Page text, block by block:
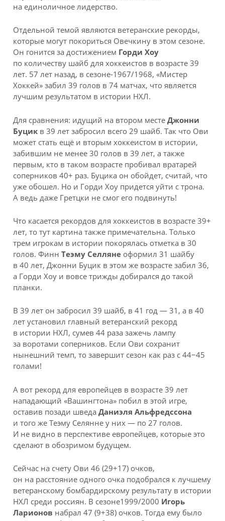
на единоличное лидерство.
Отдельной темой являются ветеранские рекорды,
которые могут покориться Овечкину в этом сезоне.
Он гонится за достижением Горди Хоу
по количеству шайб для хоккеистов в возрасте 39
лет. 57 лет назад, в сезоне-1967/1968, «Мистер
Хоккей» забил 39 голов в 74 матчах, что является
лучшим результатом в истории НХЛ.
Для сравнения: идущий на втором местеДжонни
Буцик в 39 лет забросил всего 29 шайб. Так что Ови
может стать ещё и вторым хоккеистом в истории,
забившим не менее 30 голов в 39 лет, а также
первым, кто в таком возрасте пробивал вратарей
соперников 40+ раз. Буцика он обойдет, считай, что
уже обошел. Но и Горди Хоу придется уйти с трона.
А ведь даже Гретцки не смог его подвинуть!
Что касается рекордов для хоккеистов в возрасте 39+
лет, то тут картина также примечательна. Только
трем игрокам в истории покорялась отметка в 30
голов. ФиннТеэму Селляне оформил 31 шайбу
в 40 лет, Джонни Буцик в этом же возрасте забил 36,
а Горди Хоу и вовсе трижды добирался до такой
планки.
В 39 лет он забросил 39 шайб, в 41 год — 31, а в 40
лет установил главный ветеранский рекорд
в истории НХЛ, сумев 44 раза зажечь лампу
за воротами соперников. Если Ови сохранит
нынешний темп, то завершит сезон как раз с 44−45
голами!
А вот рекорд для европейцев в возрасте 39 лет
нападающий «Вашингтона» побил в этой игре,
оставив позади шведаДаниэля Альфредссона
и того же Теэму Селянне у них — по 27 голов.
И не видно в перспективе европейцев, которые это
сделают в обозримом будущем.
Сейчас на счету Ови 46 (29+17) очков,
он на расстояние одного очка подобрался к лучшему
ветеранскому бомбардирскому результату в истории
НХЛ среди россиян. В сезоне1999/2000 Игорь
Ларионов набрал 47 (9+38) очков. Тогда ему было